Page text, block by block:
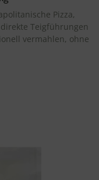
Pizza,
Teigführungen
vermahlen, ohne